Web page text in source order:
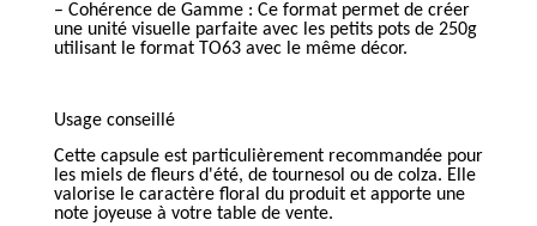
– Cohérence de Gamme : Ce format permet de créer
une unité visuelle parfaite avec les petits pots de 250g
utilisant le format TO63 avec le même décor.
Usage conseillé
Cette capsule est particulièrement recommandée pour
les miels de fleurs d'été, de tournesol ou de colza. Elle
valorise le caractère floral du produit et apporte une
note joyeuse à votre table de vente.